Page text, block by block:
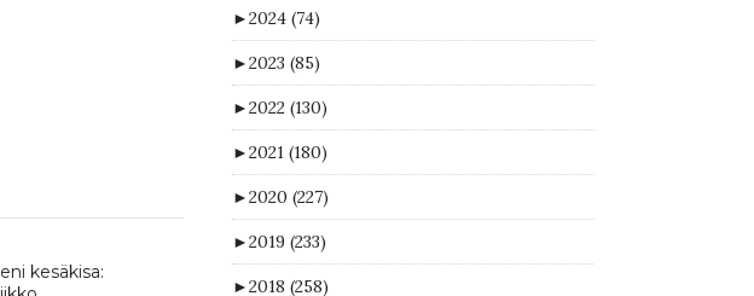
kesäkisa:
►2024 (74)
►2023 (85)
►2022 (130)
►2021 (180)
►2020 (227)
►2019 (233)
►2018 (258)